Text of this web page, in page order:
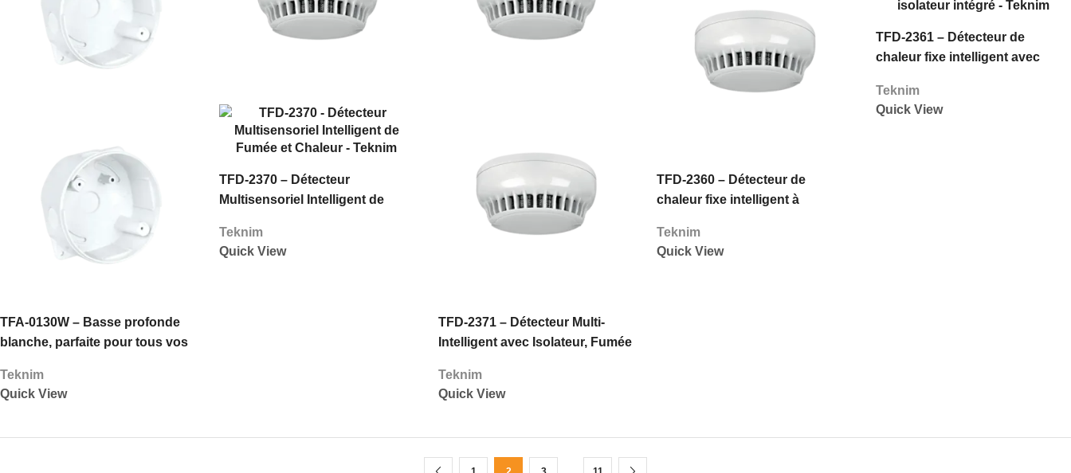
TFA-0130W – Basse profonde
blanche, parfaite pour tous vos
Teknim
Quick View
TFD-2370 – Détecteur
Multisensoriel Intelligent de
Teknim
Quick View
TFD-2371 – Détecteur Multi-
Intelligent avec Isolateur, Fumée
Teknim
Quick View
TFD-2360 – Détecteur de
chaleur fixe intelligent à
Teknim
Quick View
TFD-2361 – Détecteur de
chaleur fixe intelligent avec
Teknim
Quick View